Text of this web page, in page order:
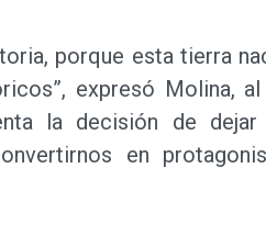
porque esta tierra
expresó Molina,
la decisión de
en